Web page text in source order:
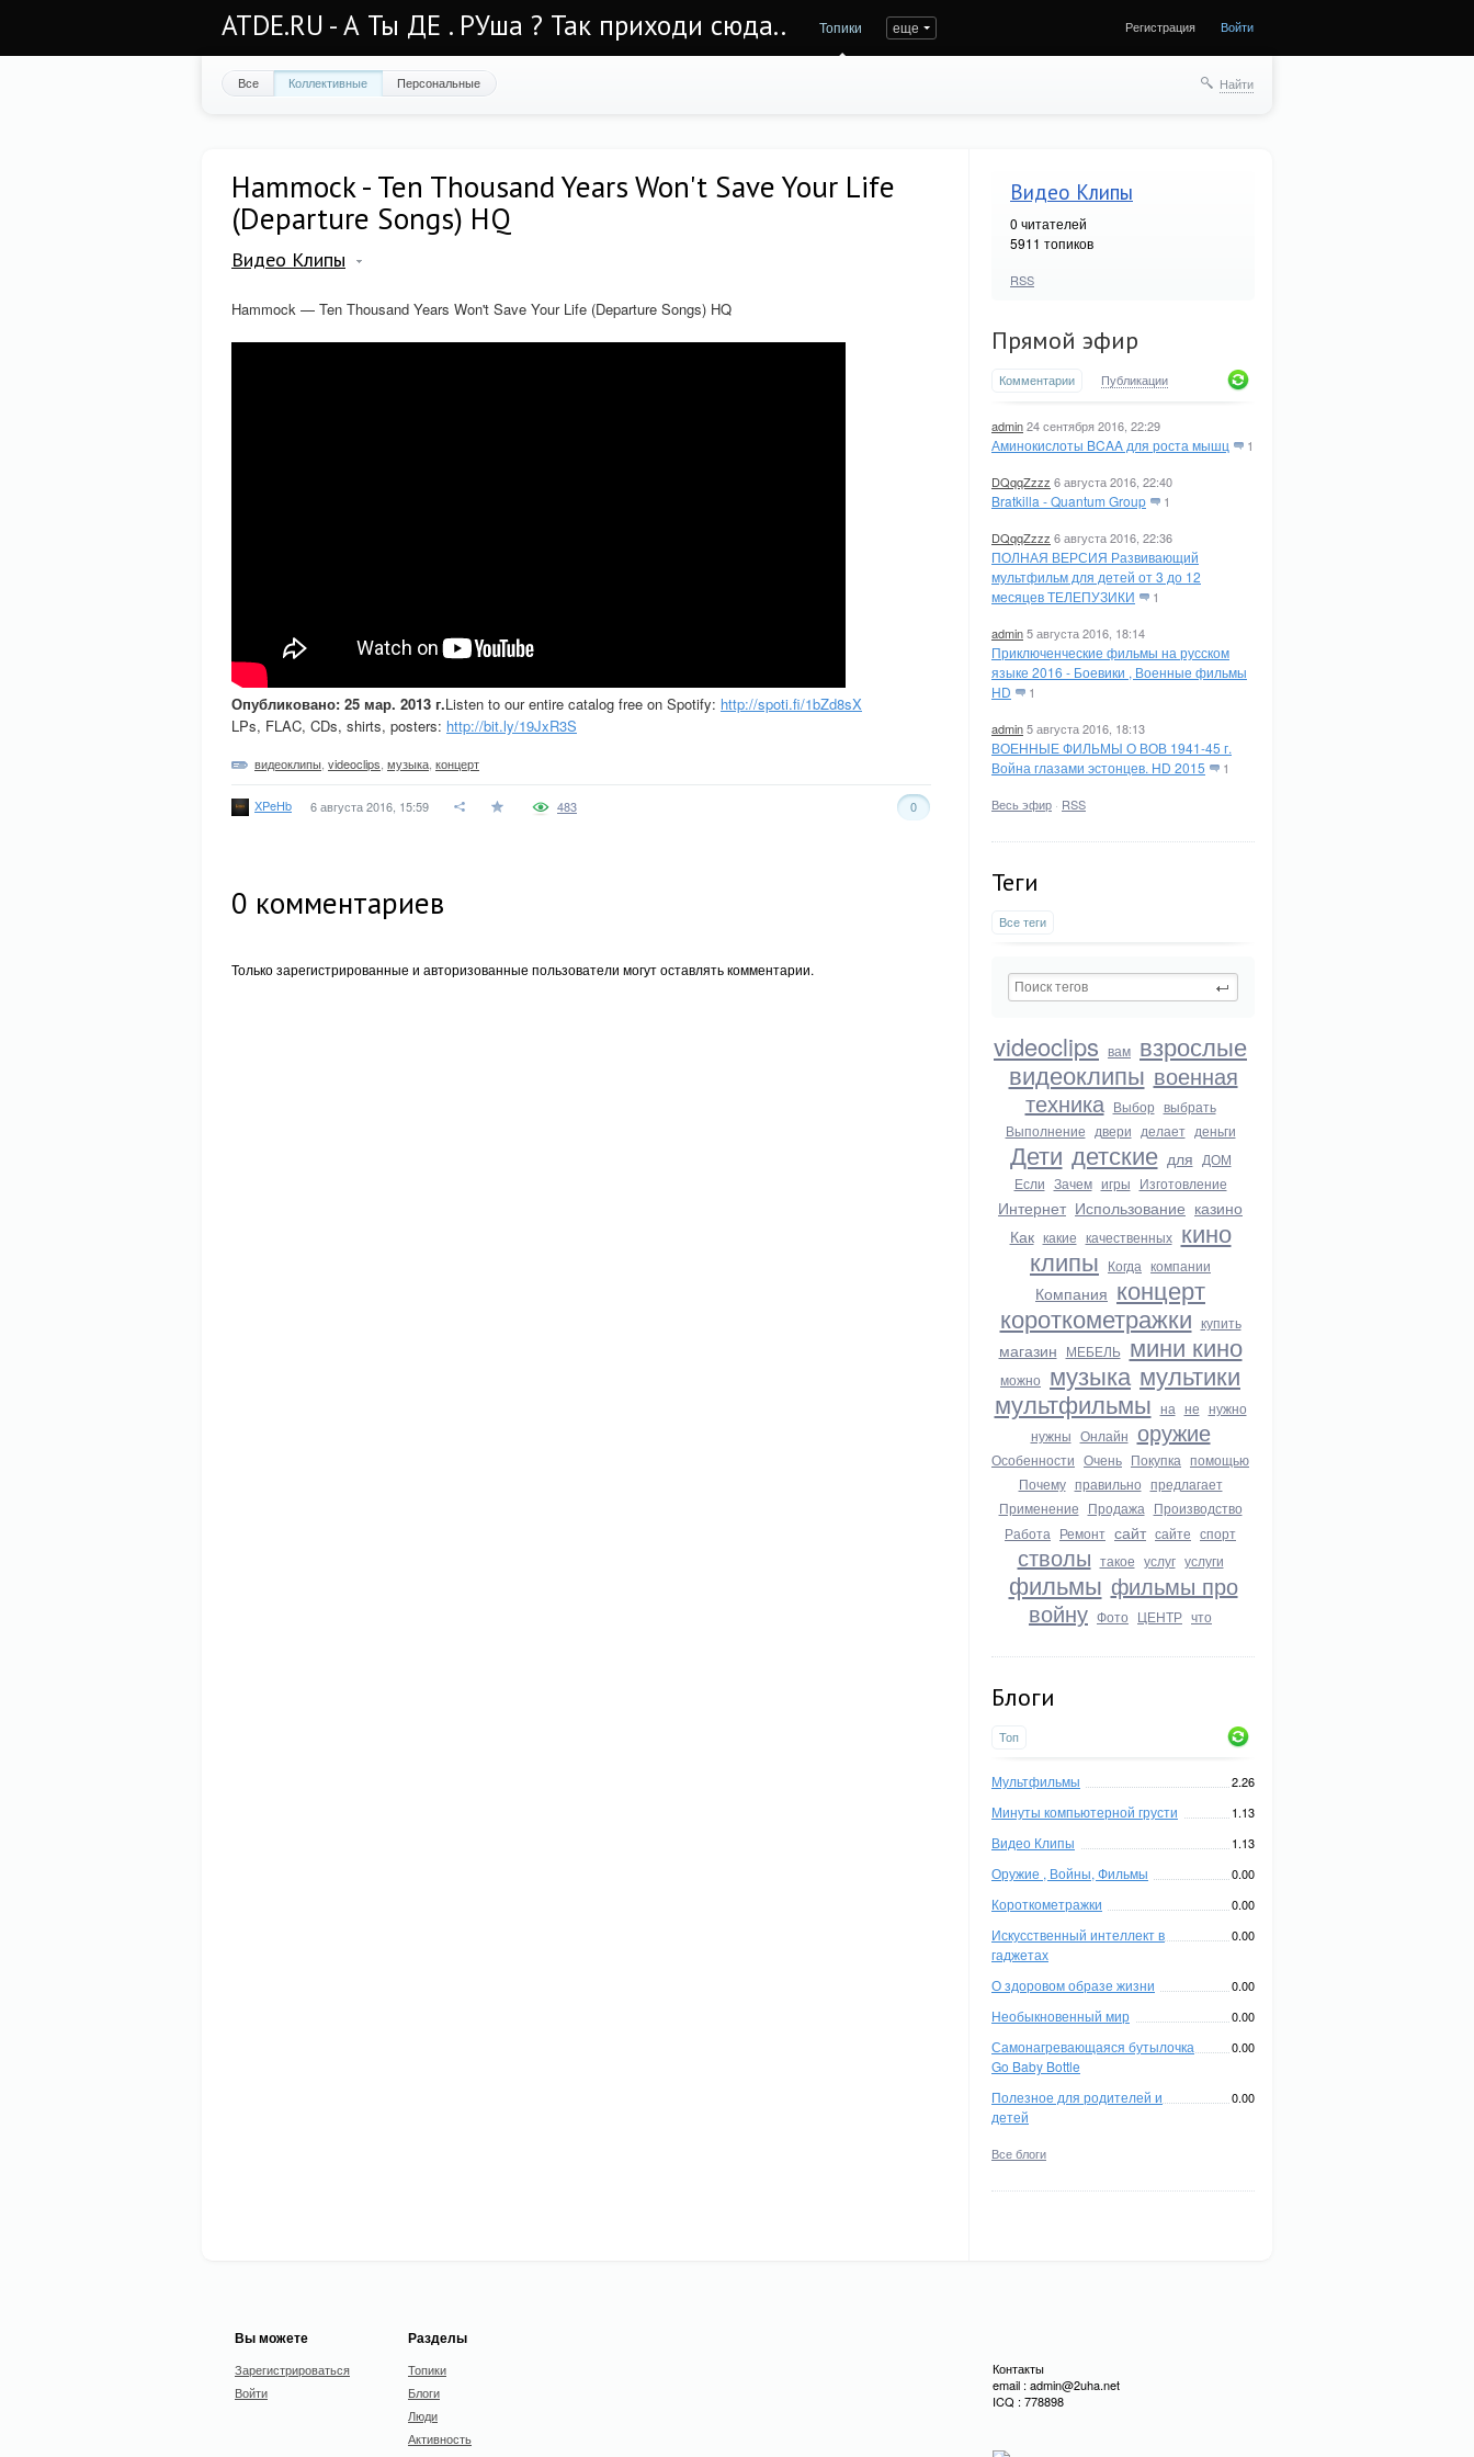
ATDE.RU - А Ты ДЕ . РУша ? Так приходи сюда.. Топики еще Регистрация Войти
Все Коллективные Персональные Найти
Видео Клипы
0 читателей
5911 топиков
RSS
Прямой эфир
Комментарии Публикации
admin24 сентября 2016, 22:29
Аминокислоты BCAA для роста мышц 1
DQqqZzzz 6 августа 2016, 22:40
Bratkilla - Quantum Group 1
DQqqZzzz 6 августа 2016, 22:36
ПОЛНАЯ ВЕРСИЯ Развивающий
мультфильм для детей от 3 до 12
месяцев ТЕЛЕПУЗИКИ
1
admin5 августа 2016, 18:14
Приключенческие фильмы на русском
языке 2016 - Боевики , Военные фильмы
HD
1
admin5 августа 2016, 18:13
ВОЕННЫЕ ФИЛЬМЫ О ВОВ 1941-45 г.
Война глазами эстонцев. HD 2015
1
Весь эфир · RSS
Теги
Все теги
videoclips вам взрослые
видеоклипы военная
техника Выбор выбрать
Выполнение двери делает деньги
Дети детские для ДОМ
Если Зачем игры Изготовление
Интернет Использование казино
Как какие качественных кино
клипы Когда компании
Компания концерт
короткометражки купить
магазин МЕБЕЛЬ мини кино
можно музыка мультики
мультфильмы на не нужно
нужны Онлайн оружие
Особенности Очень Покупка помощью
Почему правильно предлагает
Применение Продажа Производство
Работа Ремонт сайт сайте спорт
стволы такое услуг услуги
фильмы фильмы про
войну Фото ЦЕНТР что
Блоги
Топ
Мультфильмы 2.26
Минуты компьютерной грусти 1.13
Видео Клипы 1.13
Оружие , Войны, Фильмы 0.00
Короткометражки 0.00
Искусственный интеллект в
гаджетах
0.00
О здоровом образе жизни 0.00
Необыкновенный мир 0.00
Самонагревающаяся бутылочка
Go Baby Bottle
0.00
Полезное для родителей и
детей
0.00
Все блоги
Hammock - Ten Thousand Years Won't Save Your Life
(Departure Songs) HQ
Видео Клипы
Hammock — Ten Thousand Years Won't Save Your Life (Departure Songs) HQ
Опубликовано: 25 мар. 2013 г.Listen to our entire catalog free on Spotify: http://spoti.fi/1bZd8sX
LPs, FLAC, CDs, shirts, posters: http://bit.ly/19JxR3S
видеоклипы videoclips музыка концерт
XPeHb 6 августа 2016, 15:59 0
483
0 комментариев
Только зарегистрированные и авторизованные пользователи могут оставлять комментарии.
Вы можете
Зарегистрироваться
Войти
Разделы
Топики
Блоги
Люди
Активность
Контакты
email : admin@2uha.net
ICQ : 778898